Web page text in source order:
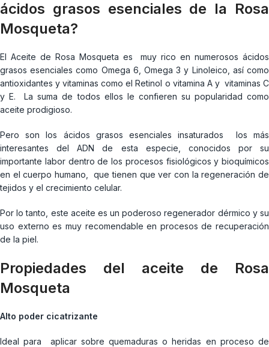
ácidos grasos esenciales de la Rosa
Mosqueta?
El Aceite de Rosa Mosqueta es muy rico en numerosos ácidos
grasos esenciales como Omega 6, Omega 3 y Linoleico, así como
antioxidantes y vitaminas como el Retinol o vitamina A y vitaminas C
y E. La suma de todos ellos le confieren su popularidad como
aceite prodigioso.
Pero son los ácidos grasos esenciales insaturados los más
interesantes del ADN de esta especie, conocidos por su
importante labor dentro de los procesos fisiológicos y bioquímicos
en el cuerpo humano, que tienen que ver con la regeneración de
tejidos y el crecimiento celular.
Por lo tanto, este aceite es un poderoso regenerador dérmico y su
uso externo es muy recomendable en procesos de recuperación
de la piel.
Propiedades del aceite de Rosa
Mosqueta
Alto poder cicatrizante
Ideal para aplicar sobre quemaduras o heridas en proceso de